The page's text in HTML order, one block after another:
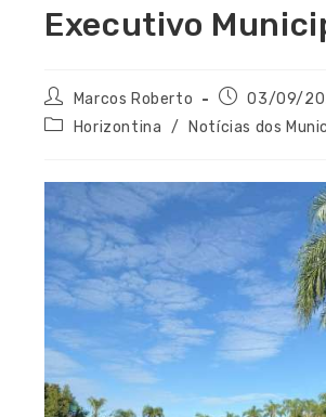
Executivo
Marcos Roberto
03/09/
Horizontina / Notícias dos